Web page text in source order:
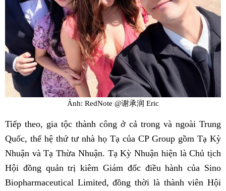
Ảnh: RedNote @谢承润 Eric
Tiếp theo, gia tộc thành công ở cả trong và ngoài Trung
Quốc, thế hệ thứ tư nhà họ Tạ của CP Group gồm Tạ Kỳ
Nhuận và Tạ Thừa Nhuận. Tạ Kỳ Nhuận hiện là Chủ tịch
Hội đồng quản trị kiêm Giám đốc điều hành của Sino
Biopharmaceutical Limited, đồng thời là thành viên Hội